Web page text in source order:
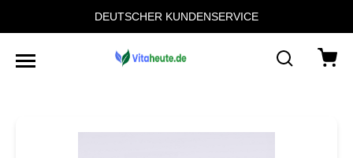
DEUTSCHER KUNDENSERVICE